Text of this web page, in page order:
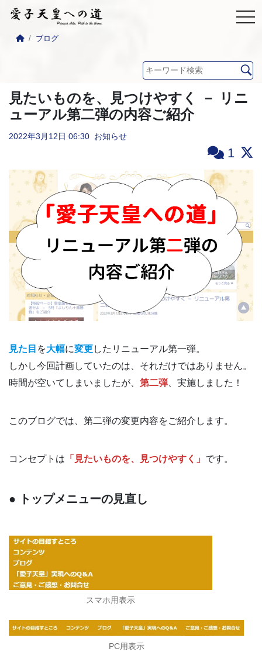
ブログ
見たいものを、見つけやすく － リニ
ューアル第二弾の内容ご紹介
2022年3月12日 06:30 お知らせ
1
見た目 を大幅に変更したリニューアル第一弾。
しかし今回計画していたのは、それだけではありません。
時間が空いてしまいましたが、 第二弾 、実施しました！
このブログでは、第二弾の変更内容をご紹介します。
コンセプトは 「見たいものを、見つけやすく」 です。
● トップメニューの見直し
スマホ用表示
PC用表示